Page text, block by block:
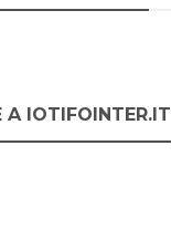
A IOTIFOINTER.IT